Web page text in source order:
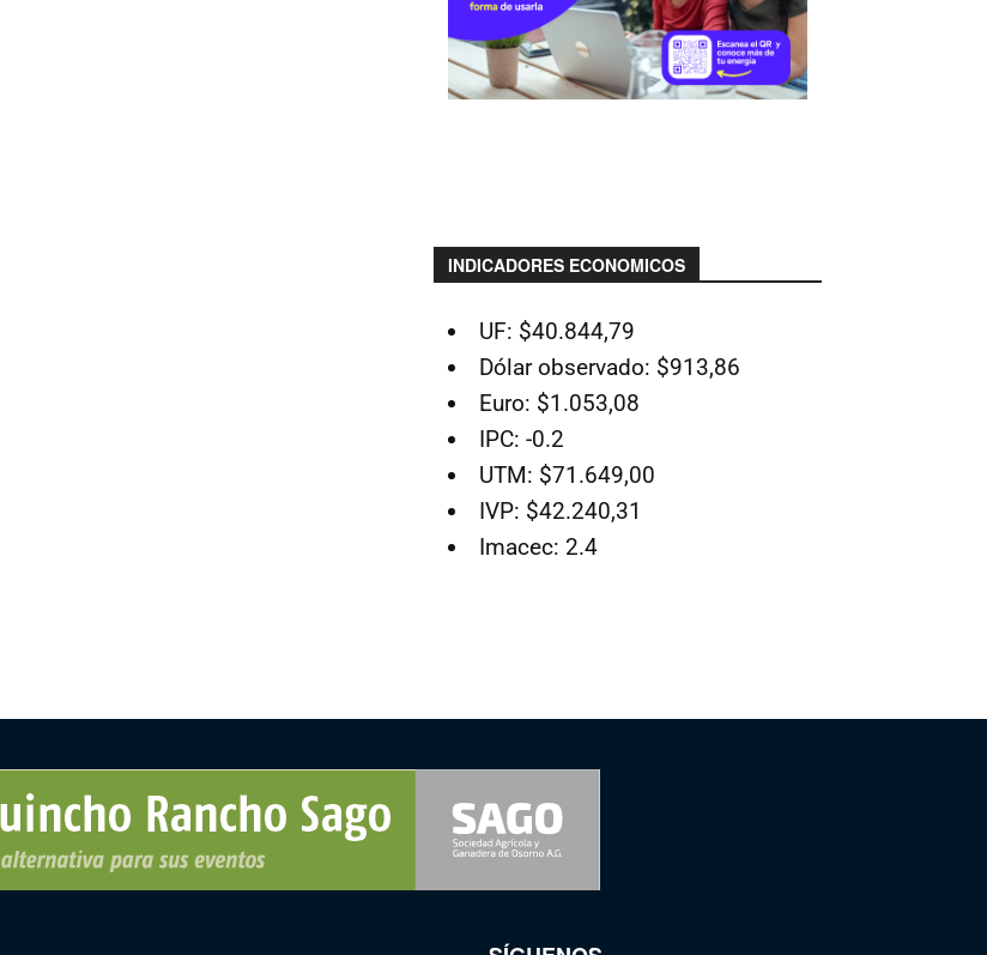
INDICADORES ECONOMICOS
UF: $40.844,79
Dólar observado: $913,86
Euro: $1.053,08
IPC: -0.2
UTM: $71.649,00
IVP: $42.240,31
Imacec: 2.4